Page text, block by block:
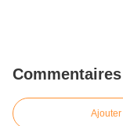
Commentaires